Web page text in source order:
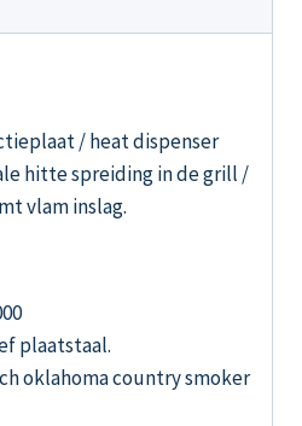
/ heat dispenser
hitte spreiding in de grill /
vlam inslag.
plaatstaal.
oklahoma country smoker